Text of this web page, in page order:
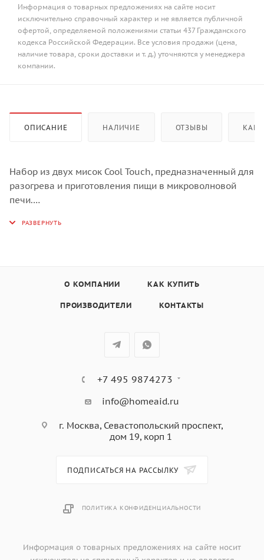
Информация о товарных предложениях на сайте носит
исключительно справочный характер и не является публичной
офертой, определяемой положениями статьи 437 Гражданского
кодекса Российской Федерации. Все условия продажи (цена,
наличие товара, сроки доставки и т. д.) уточняются у менеджера
компании.
ОПИСАНИЕ НАЛИЧИЕ ОТЗЫВЫ КАК
Набор из двух мисок Cool Touch, предназначенный для
разогрева и приготовления пищи в микроволновой
печи.
посуды всегда остается прохладной, что позволяет
дизайн позволяет подавать разогретые блюда прямо к
О КОМПАНИИ КАК КУПИТЬ
ПРОИЗВОДИТЕЛИ КОНТАКТЫ
+7 495 9874273
info@homeaid.ru
г. Москва, Севастопольский проспект,
дом 19, корп 1
ПОДПИСАТЬСЯ НА РАССЫЛКУ
ПОЛИТИКА КОНФИДЕНЦИАЛЬНОСТИ
Информация о товарных предложениях на сайте носит